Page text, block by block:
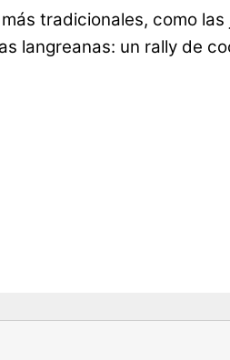
tradicionales, como las
langreanas: un rally de